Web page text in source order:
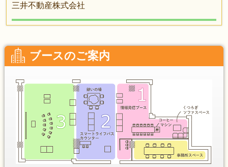
アクセス
お問い合わせ
English
三井不動産株式会社
ブースのご案内